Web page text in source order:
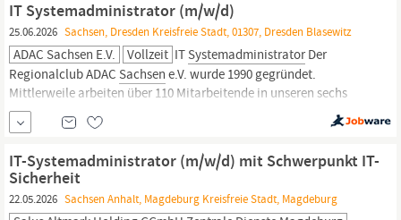
entwickelt und vertreibt RFID-Reader sowie Antennensysteme
für...
IT Systemadministrator (m/w/d)
25.06.2026 Sachsen, Dresden Kreisfreie Stadt, 01307, Dresden Blasewitz
ADAC Sachsen E.V. Vollzeit IT SystemadministratorDer
Regionalclub ADAC Sachsen e.V. wurde 1990 gegründet.
Mittlerweile arbeiten über 110 Mitarbeitende in unseren sechs
Geschäftsstellen in
Themen Mobilität, Reise & Urlaub, Versicherungen und natürlich
die ADAC Mitgliedschaft. Der ADAC steht für...
IT-Systemadministrator (m/w/d) mit Schwerpunkt IT-
Sicherheit
22.05.2026 Sachsen Anhalt, Magdeburg Kreisfreie Stadt, Magdeburg